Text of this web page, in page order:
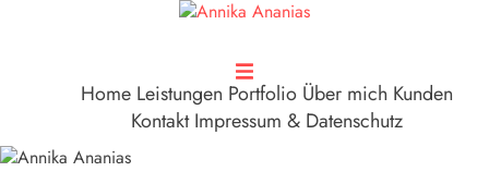
Home Leistungen Portfolio Über mich Kunden
Kontakt Impressum & Datenschutz